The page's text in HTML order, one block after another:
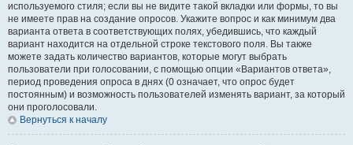
используемого стиля; если вы не видите такой вкладки или формы, то вы
не имеете прав на создание опросов. Укажите вопрос и как минимум два
варианта ответа в соответствующих полях, убедившись, что каждый
вариант находится на отдельной строке текстового поля. Вы также
можете задать количество вариантов, которые могут выбрать
пользователи при голосовании, с помощью опции «Вариантов ответа»,
период проведения опроса в днях (0 означает, что опрос будет
постоянным) и возможность пользователей изменять вариант, за который
они проголосовали.
Вернуться к началу